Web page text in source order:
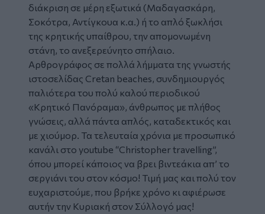
διάκριση σε μέρη εξωτικά (Μαδαγασκάρη,
Σοκότρα, Αντίγκουα κ.α.) ή το απλό ξωκλήσι
της κρητικής υπαίθρου, την απομονωμένη
στάνη, το ανεξερεύνητο σπήλαιο.
Αρθρογράφος σε πολλά λήμματα της γνωστής
ιστοσελίδας Cretan beaches, συνδημιουργός
παλιότερα του πολύ καλού περιοδικού
«Κρητικό Πανόραμα», άνθρωπος με πλήθος
γνώσεις, αλλά πάντα απλός, καταδεκτικός και
με χιούμορ. Τα τελευταία χρόνια με προσωπικό
κανάλι στο youtube “Christopher travelling”,
όπου μπορεί κάποιος να βρει βιντεάκια απ’ το
σεργιάνι του στον κόσμο! Τιμή μας και πολύ τον
ευχαριστούμε, που βρήκε χρόνο κι αφιέρωσε
αυτήν την Κυριακή στον Σύλλογό μας!